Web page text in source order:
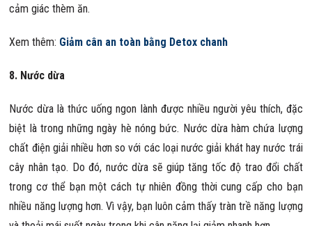
cảm giác thèm ăn.
Xem thêm: Giảm cân an toàn bằng Detox chanh
8. Nước dừa
Nước dừa là thức uống ngon lành được nhiều người yêu thích, đặc
biệt là trong những ngày hè nóng bức. Nước dừa hàm chứa lượng
chất điện giải nhiều hơn so với các loại nước giải khát hay nước trái
cây nhân tạo. Do đó, nước dừa sẽ giúp tăng tốc độ trao đổi chất
trong cơ thể bạn một cách tự nhiên đồng thời cung cấp cho bạn
nhiều năng lượng hơn. Vì vậy, bạn luôn cảm thấy tràn trề năng lượng